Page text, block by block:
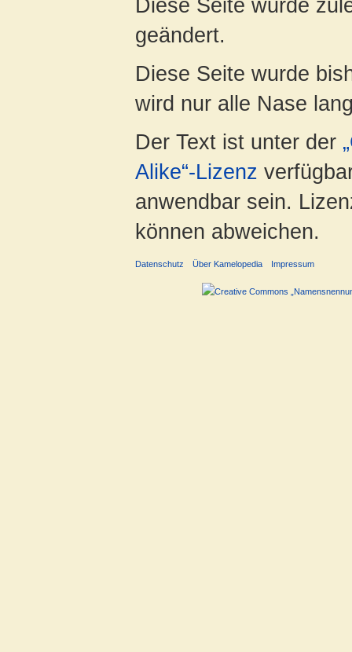
Diese Seite wurde
geändert.
Diese Seite wurde
wird nur alle Nase
Der Text ist unter der
Alike“-Lizenz
anwendbar sein.
können abweichen.
Datenschutz Über Kamelopedia Impressum